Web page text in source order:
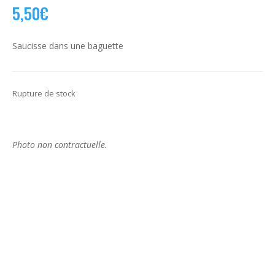
5,50€
Saucisse dans une baguette
Rupture de stock
Photo non contractuelle.